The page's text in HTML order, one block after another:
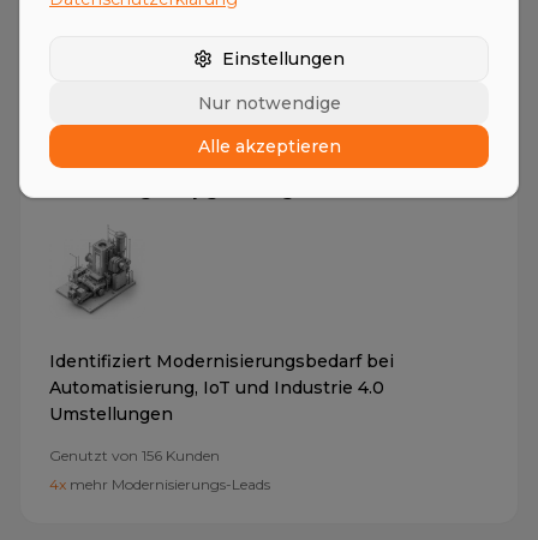
Kunden
Identifiziert Modernisierungsbedarf bei
Automatisierung, IoT und Industrie 4.0
Umstellungen
Genutzt von 156 Kunden
4x mehr Modernisierungs-Leads
Einstellungen
Nur notwendige
Alle akzeptieren